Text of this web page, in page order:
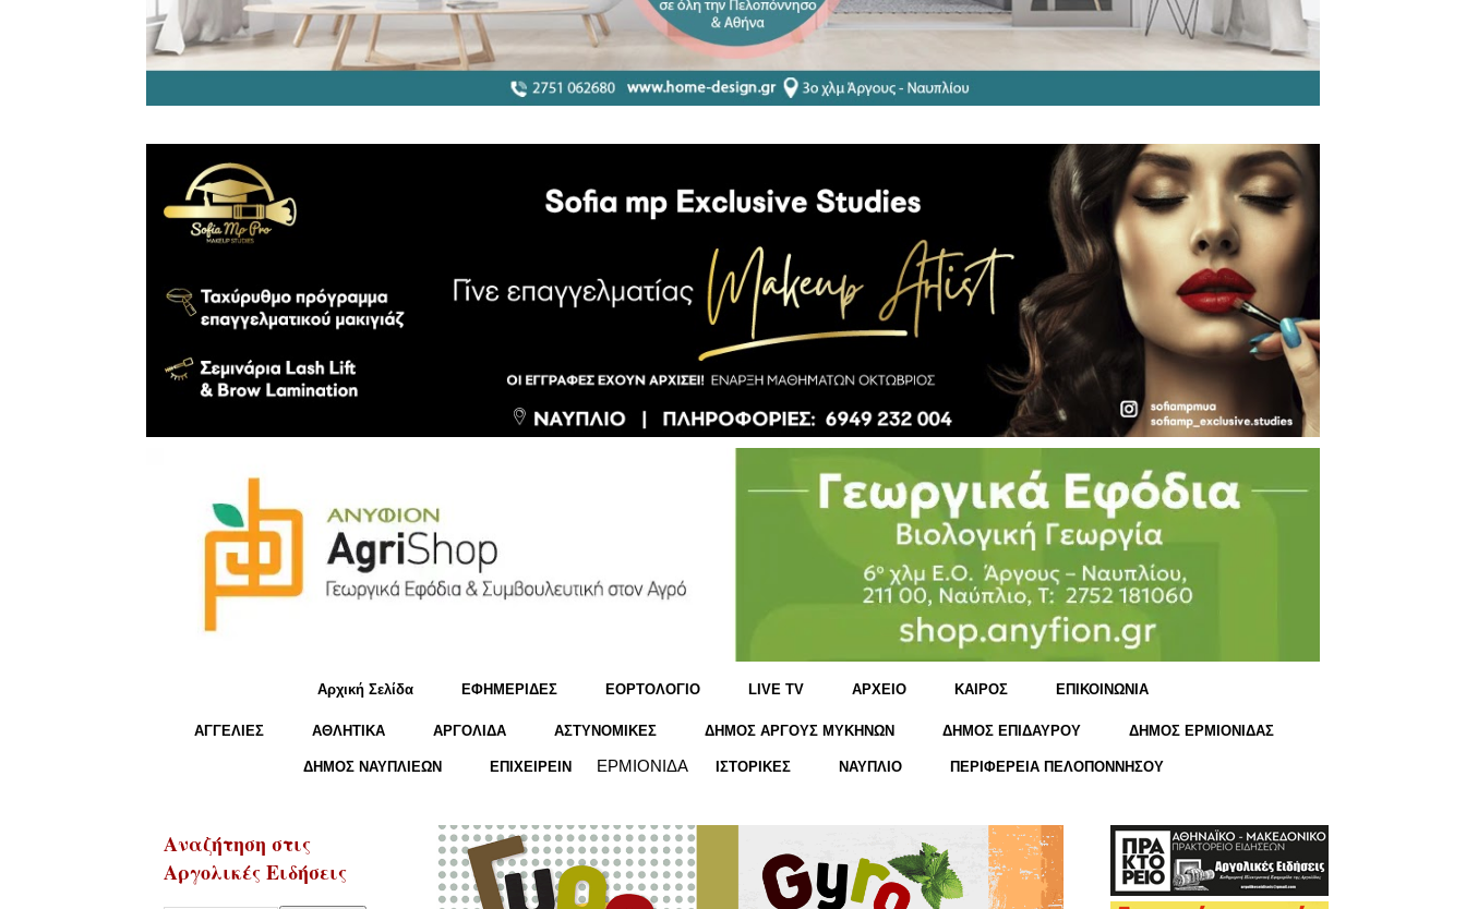
Αρχική Σελίδα ΕΦΗΜΕΡΙΔΕΣ ΕΟΡΤΟΛΟΓΙΟ LIVE TV ΑΡΧΕΙΟ KΑΙΡΟΣ ΕΠΙΚΟΙΝΩΝΙΑ
ΑΓΓΕΛΙΕΣ ΑΘΛΗΤΙΚΑ ΑΡΓΟΛΙΔΑ ΑΣΤΥΝΟΜΙΚΕΣ ΔΗΜΟΣ ΑΡΓΟΥΣ ΜΥΚΗΝΩΝ ΔΗΜΟΣ ΕΠΙΔΑΥΡΟΥ ΔΗΜΟΣ ΕΡΜΙΟΝΙΔΑΣ
ΔΗΜΟΣ ΝΑΥΠΛΙΕΩΝ ΕΠΙΧΕΙΡΕΙΝ ΕΡΜΙΟΝΙΔΑ ΙΣΤΟΡΙΚΕΣ ΝΑΥΠΛΙΟ ΠΕΡΙΦΕΡΕΙΑ ΠΕΛΟΠΟΝΝΗΣΟΥ
Αναζήτηση στις
Αργολικές Ειδήσεις